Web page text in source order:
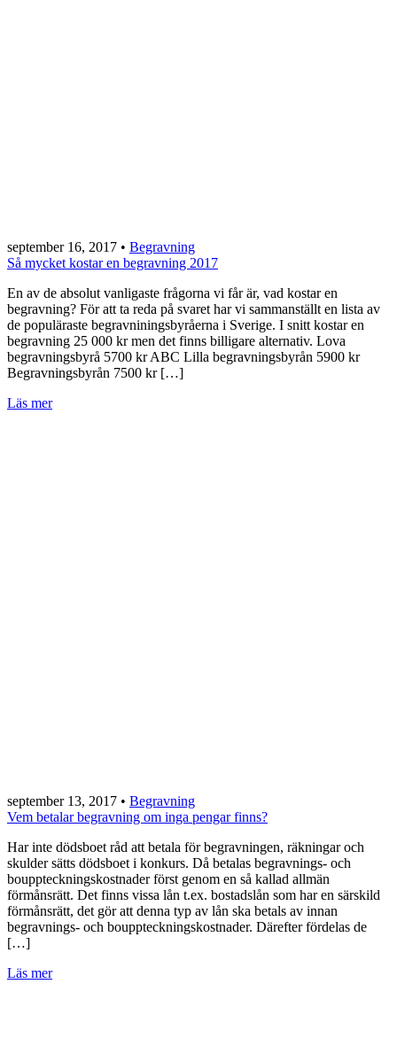
september 16, 2017 • Begravning
Så mycket kostar en begravning 2017
En av de absolut vanligaste frågorna vi får är, vad kostar en
begravning? För att ta reda på svaret har vi sammanställt en lista av
de populäraste begravniningsbyråerna i Sverige. I snitt kostar en
begravning 25 000 kr men det finns billigare alternativ. Lova
begravningsbyrå 5700 kr ABC Lilla begravningsbyrån 5900 kr
Begravningsbyrån 7500 kr […]
Läs mer
september 13, 2017 • Begravning
Vem betalar begravning om inga pengar finns?
Har inte dödsboet råd att betala för begravningen, räkningar och
skulder sätts dödsboet i konkurs. Då betalas begravnings- och
bouppteckningskostnader först genom en så kallad allmän
förmånsrätt. Det finns vissa lån t.ex. bostadslån som har en särskild
förmånsrätt, det gör att denna typ av lån ska betals av innan
begravnings- och bouppteckningskostnader. Därefter fördelas de
[…]
Läs mer